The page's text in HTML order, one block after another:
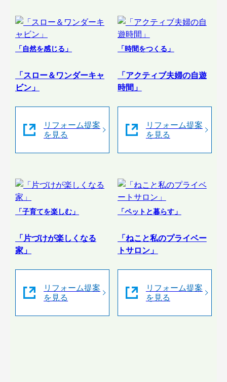
「自然を感じる」
「スロー＆ワンダーキャ
ビン」
リフォーム提案
を見る
「時間をつくる」
「アクティブ夫婦の自遊
時間」
リフォーム提案
を見る
「子育てを楽しむ」
「片づけが楽しくなる
家」
リフォーム提案
を見る
「ペットと暮らす」
「ねこと私のプライベー
トサロン」
リフォーム提案
を見る